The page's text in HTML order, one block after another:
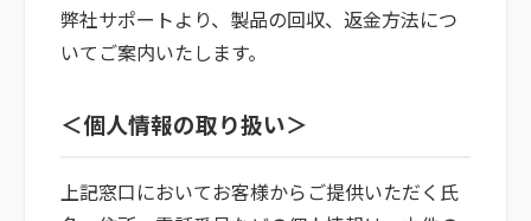
弊社サポートより、製品の回収、返金方法につ
いてご案内いたします。
＜個人情報の取り扱い＞
上記窓口においてお客様からご提供いただく氏